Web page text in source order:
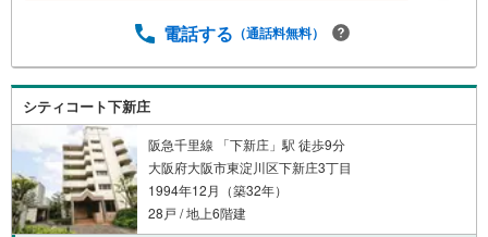
などにも対応できる売却専門チームあり！3.たくさんの銀
能！4.物件のお引渡し後に必要になったお家のリフォーム
も弊社のリフォームプランナーがご提案！5.定期的にご連
絡を繋ぎ、有事の際に迅速にサポートいたします弊社は専
門家同士が連携をとっているため、より多くの知見がござ
います。
電話する （通話料無料）
シティコート下新庄
阪急千里線 「下新庄」駅 徒歩9分
大阪府大阪市東淀川区下新庄3丁目
1994年12月（築32年）
28戸 / 地上6階建